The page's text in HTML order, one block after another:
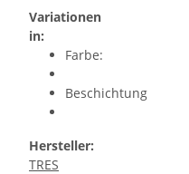
Variationen
in:
Farbe:
Beschichtung
Hersteller:
TRES